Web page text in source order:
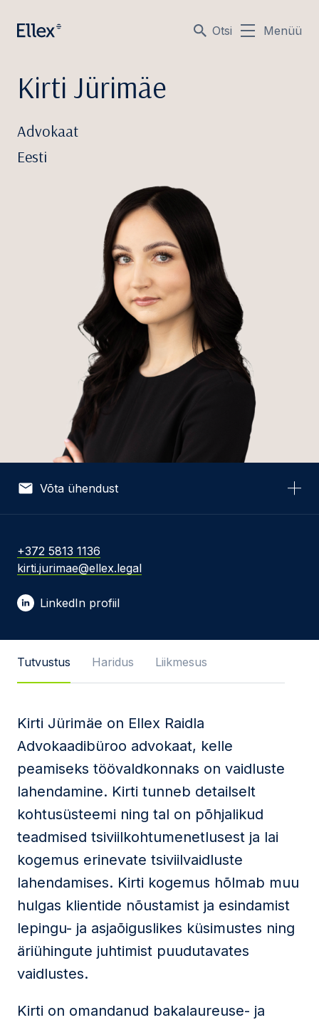
Otsi Menüü
Kirti Jürimäe
Advokaat
Eesti
Võta ühendust
E-post *
Sõnum
Nõustunprivaatsuspoliitika
ja
kasutustingimustega
Seda veebilehte kaitseb reCAPTCHA ning kehtivad
Google'iprivaatsuspoliitikajateenusetingimused
Saada
+372 5813 1136
kirti.jurimae@ellex.legal
LinkedIn profiil
Tutvustus Haridus Liikmesus
Kirti Jürimäe on Ellex Raidla
Advokaadibüroo advokaat, kelle
peamiseks töövaldkonnaks on vaidluste
lahendamine. Kirti tunneb detailselt
kohtusüsteemi ning tal on põhjalikud
teadmised tsiviilkohtumenetlusest ja lai
kogemus erinevate tsiviilvaidluste
lahendamises. Kirti kogemus hõlmab muu
hulgas klientide nõustamist ja esindamist
lepingu- ja asjaõiguslikes küsimustes ning
äriühingute juhtimist puudutavates
vaidlustes.
Kirti on omandanud bakalaureuse- ja